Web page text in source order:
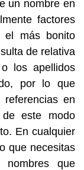
un nombre en
factores
el más bonito
de relativa
los apellidos
por lo que
en
este modo
En cualquier
que necesitas
que